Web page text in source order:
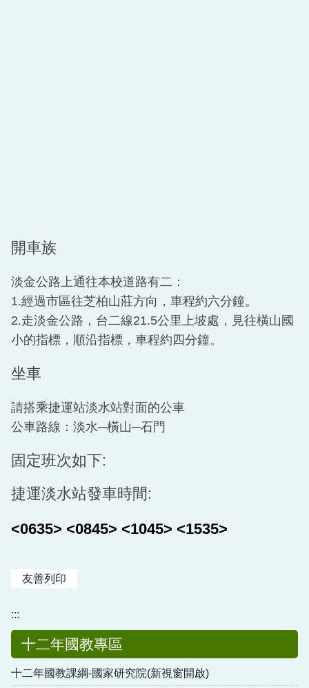
開車族
淡金公路上通往本校道路有二：
1.經過市區往芝柏山莊方向，車程約六分鐘。
2.走淡金公路，台二線21.5公里上坡處，見往橫山國
小的指標，順沿指標，車程約四分鐘。
坐車
請搭乘捷運站淡水站對面的公車
公車路線：淡水─橫山─石門
固定班次如下:
捷運淡水站發車時間:
<0635> <0845> <1045> <1535>
友善列印
:::
十二年國教專區
十二年國教課綱-國家研究院(新視窗開啟)